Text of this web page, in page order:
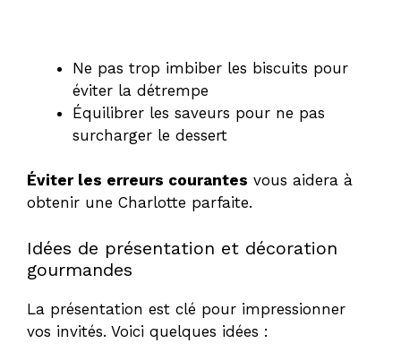
Ne pas trop imbiber les biscuits pour
éviter la détrempe
Équilibrer les saveurs pour ne pas
surcharger le dessert
Éviter les erreurs courantes vous aidera à
obtenir une Charlotte parfaite.
Idées de présentation et décoration
gourmandes
La présentation est clé pour impressionner
vos invités. Voici quelques idées :